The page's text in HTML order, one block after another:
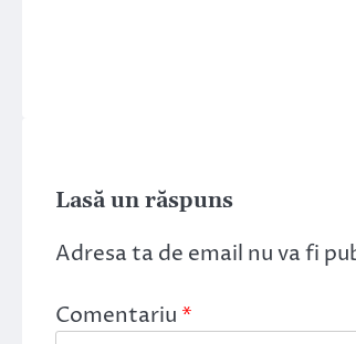
Lasă un răspuns
Adresa ta de email nu va fi
Comentariu *